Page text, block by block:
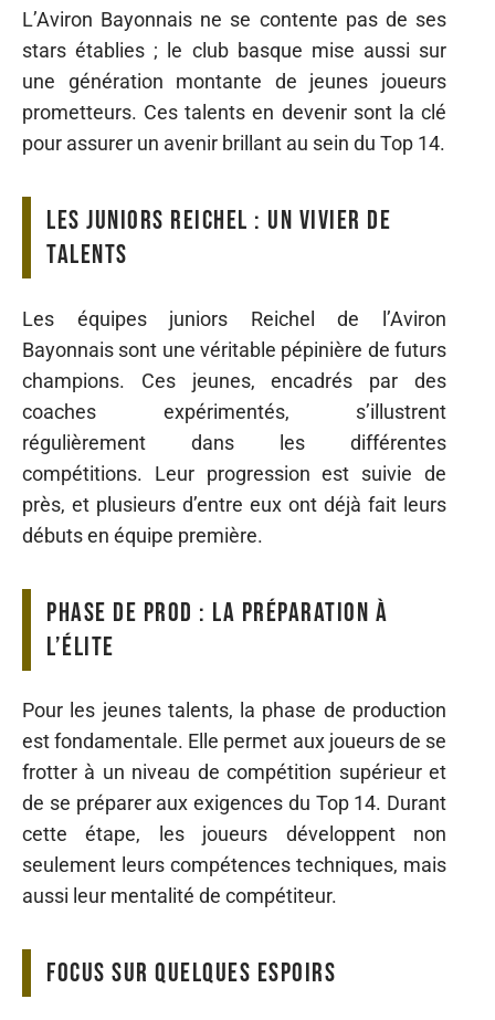
L’Aviron Bayonnais ne se contente pas de ses
stars établies ; le club basque mise aussi sur
une génération montante de jeunes joueurs
prometteurs. Ces talents en devenir sont la clé
pour assurer un avenir brillant au sein du Top 14.
Les juniors Reichel : un vivier de
talents
Les équipes juniors Reichel de l’Aviron
Bayonnais sont une véritable pépinière de futurs
champions. Ces jeunes, encadrés par des
coaches expérimentés, s’illustrent
régulièrement dans les différentes
compétitions. Leur progression est suivie de
près, et plusieurs d’entre eux ont déjà fait leurs
débuts en équipe première.
Phase de prod : la préparation à
l’élite
Pour les jeunes talents, la phase de production
est fondamentale. Elle permet aux joueurs de se
frotter à un niveau de compétition supérieur et
de se préparer aux exigences du Top 14. Durant
cette étape, les joueurs développent non
seulement leurs compétences techniques, mais
aussi leur mentalité de compétiteur.
Focus sur quelques espoirs